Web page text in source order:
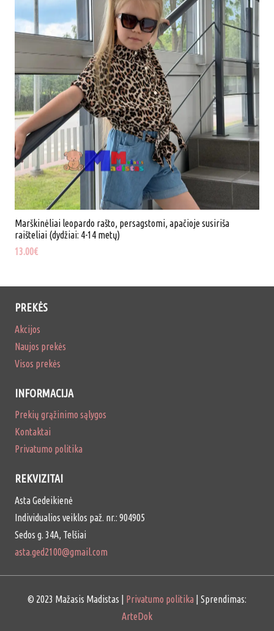
kišenėmis
(dydžiai:
metų)
Marškinėliai leopardo rašto, persagstomi, apačioje susiriša
raišteliai (dydžiai: 4-14 metų)
13.00€
PREKĖS
Akcijos
Naujos prekės
Visos prekės
INFORMACIJA
Prekių grąžinimo sąlygos
Kontaktai
Privatumo politika
REKVIZITAI
Asta Gedeikienė
Individualios veiklos paž. nr.: 904905
Sedos g. 34A, Telšiai
asta.ged2100@gmail.com
© 2023 Mažasis Madistas | Privatumo politika | Sprendimas:
ArteDok